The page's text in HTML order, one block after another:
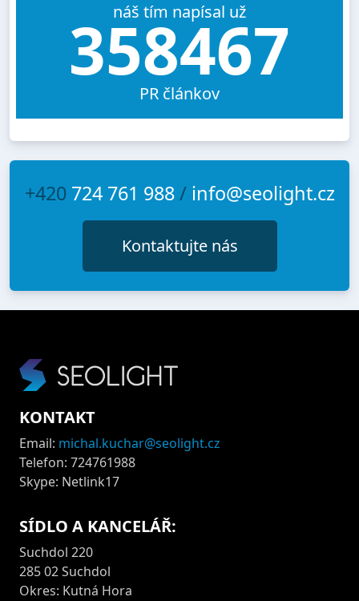
náš tím napísal už
358467
PR článkov
+420 724 761 988/ info@seolight.cz
Kontaktujte nás
KONTAKT
Email: michal.kuchar@seolight.cz
Telefon: 724761988
Skype: Netlink17
SÍDLO A KANCELÁŘ:
Suchdol 220
285 02 Suchdol
Okres: Kutná Hora